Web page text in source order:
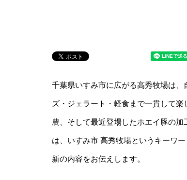
千葉県いすみ市に広がる高秀牧場は
ズ・ジェラート・軽食まで一貫して
農、そして最近登場したホエイ豚の
は、いすみ市 高秀牧場というキーワ
新の内容をお伝えします。